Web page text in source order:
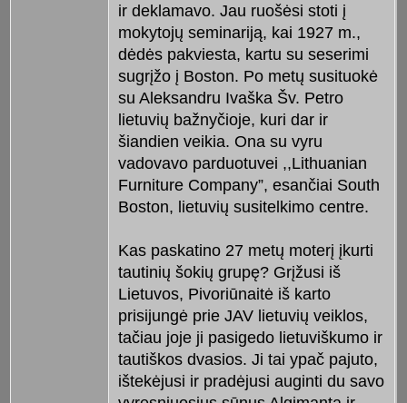
ir deklamavo. Jau ruošėsi stoti į
mokytojų seminariją, kai 1927 m.,
dėdės pakviesta, kartu su seserimi
sugrįžo į Boston. Po metų susituokė
su Aleksandru Ivaška Šv. Petro
lietuvių bažnyčioje, kuri dar ir
šiandien veikia. Ona su vyru
vadovavo parduotuvei ,,Lithuanian
Furniture Company”, esančiai South
Boston, lietuvių susitelkimo centre.
Kas paskatino 27 metų moterį įkurti
tautinių šokių grupę? Grįžusi iš
Lietuvos, Pivoriūnaitė iš karto
prisijungė prie JAV lietuvių veiklos,
tačiau joje ji pasigedo lietuviškumo ir
tautiškos dvasios. Ji tai ypač pajuto,
ištekėjusi ir pradėjusi auginti du savo